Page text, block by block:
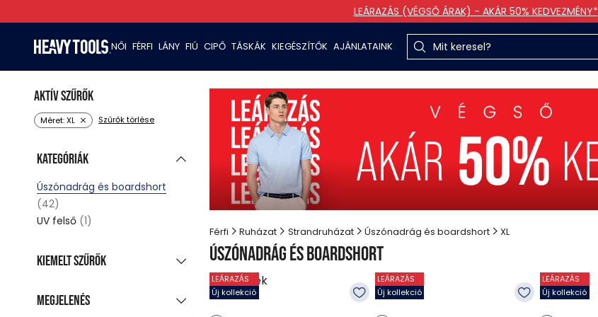
LEÁRAZÁS (VÉGSŐ ÁRAK) - AKÁR 50% KEDVEZMÉNY*
NŐI FÉRFI LÁNY FIÚ CIPŐ TÁSKÁK KIEGÉSZÍTŐK AJÁNLATAINK
Férfi Ruházat Strandruházat Úszónadrág és boardshort XL
Úszónadrág és boardshort
38termék
LEÁRAZÁS
Új kollekció
LEÁRAZÁS
Új kollekció
LEÁRAZÁS
Új kollekció
Aktív szűrők
Méret: XL Szűrők törlése
Kategóriák
Úszónadrág és boardshort
(42)
UV felső (1)
Kiemelt szűrők
Megjelenés